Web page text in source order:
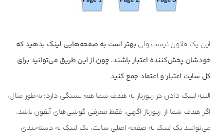
این یک قانون نیست ولی بهتر است به صفحه‌هایی لینک بدهید که
خودشان پخش‌کننده اعتبار باشند، چون از این طریق می‌توانید برای
کل سایت اعتبار و اعتماد جمع کنید.
البته لینک دادن در رپورتاژ به هدف شما هم بستگی دارد؛ به‌طور مثال،
اگر هدف شما از رپورتاژ اگهی، فقط معرفی گوشی‌های آیفون باشد،
می‌توانید یک لینک به صفحه اصلی سایت، یک لینک به دسته‌بندی